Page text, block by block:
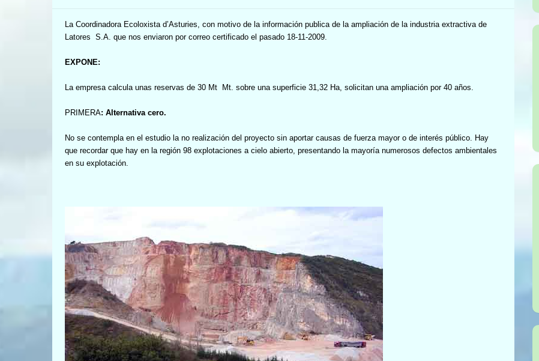
La Coordinadora Ecoloxista d’Asturies, con motivo de la información publica de la ampliación de la industria extractiva de
Latores S.A. que nos enviaron por correo certificado el pasado 18-11-2009.
EXPONE:
La empresa calcula unas reservas de 30 Mt Mt. sobre una superficie 31,32 Ha, solicitan una ampliación por 40 años.
PRIMERA: Alternativa cero.
No se contempla en el estudio la no realización del proyecto sin aportar causas de fuerza mayor o de interés público. Hay
que recordar que hay en la región 98 explotaciones a cielo abierto, presentando la mayoría numerosos defectos ambientales
en su explotación.